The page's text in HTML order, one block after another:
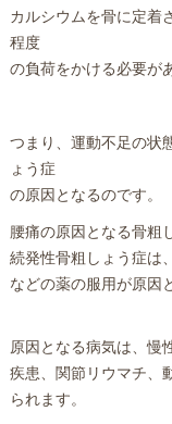
カルシウムを骨に定着
程度
の負荷をかける必要が
つまり、運動不足の状
ょう症
の原因となるのです。
腰痛の原因となる骨粗
続発性骨粗しょう症は
などの薬の服用が原因
原因となる病気は、慢
疾患、関節リウマチ、
られます。